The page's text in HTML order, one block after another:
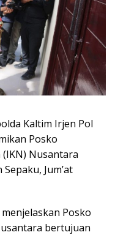
Kaltim Irjen Pol
Posko
Nusantara
Jum’at
Posko
bertujuan